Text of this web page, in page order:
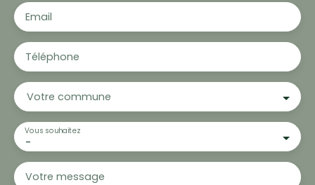
Email
Téléphone
Votre commune
-
Vous souhaitez
Votre message